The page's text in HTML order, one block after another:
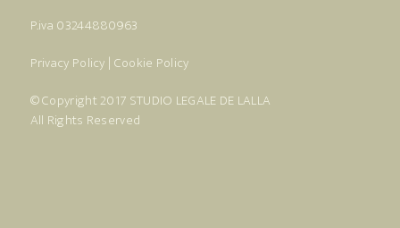
P.iva 03244880963
Privacy Policy | Cookie Policy
© Copyright 2017 STUDIO LEGALE DE LALLA
All Rights Reserved